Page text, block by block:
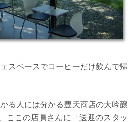
スペースでコーヒーだけ飲んで帰
る人には分かる豊天商店の大吟醸
ここの店員さんに「送迎のスタッ